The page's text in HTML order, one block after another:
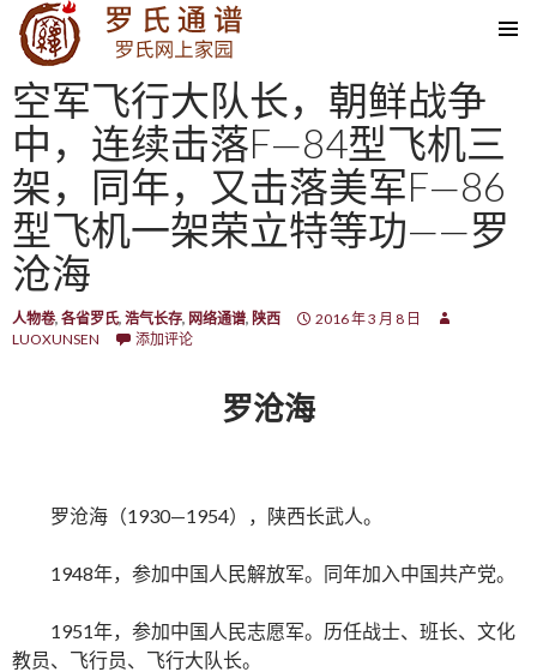
SKIP TO CONTENT
空军飞行大队长，朝鲜战争
中，连续击落F—84型飞机三
架，同年，又击落美军F—86
型飞机一架荣立特等功——罗
沧海
人物卷, 各省罗氏, 浩气长存, 网络通谱, 陕西
2016 年 3 月 8 日
LUOXUNSEN
添加评论
罗沧海
罗沧海（1930—1954），陕西长武人。
1948年，参加中国人民解放军。同年加入中国共产党。
1951年，参加中国人民志愿军。历任战士、班长、文化
教员、飞行员、飞行大队长。